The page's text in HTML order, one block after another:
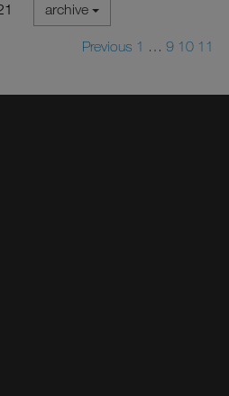
archive
Previous 1 … 9 10 11